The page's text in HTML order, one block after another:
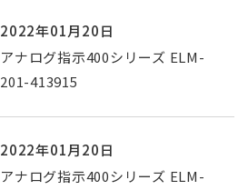
2022年01月20日
アナログ指示400シリーズ ELM-
201-413915
2022年01月20日
アナログ指示400シリーズ ELM-